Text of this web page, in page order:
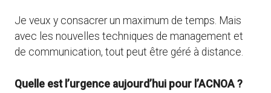
Je veux y consacrer un maximum de temps. Mais
avec les nouvelles techniques de management et
de communication, tout peut être géré à distance.
Quelle est l’urgence aujourd’hui pour l’ACNOA ?